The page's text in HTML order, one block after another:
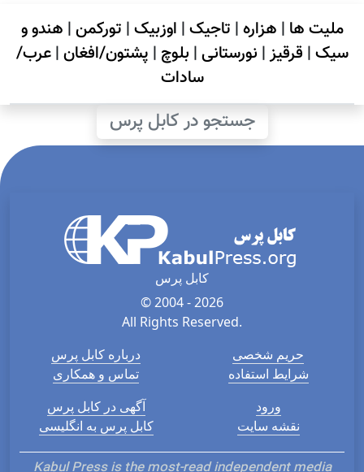
ملیت ها | هزاره| تاجیک| اوزبیک| تورکمن| هندو و
سیک| قرقیز| نورستانی| بلوچ | پشتون/افغان|عرب/
سادات
جستجو در کابل پرس
کابل پرس
© 2004 - 2026
All Rights Reserved.
درباره کابل پرس
تماس و همکاری
حریم شخصی
شرایط استفاده
آگهی در کابل پرس
کابل پرس به انگلیسی
ورود
نقشه سایت